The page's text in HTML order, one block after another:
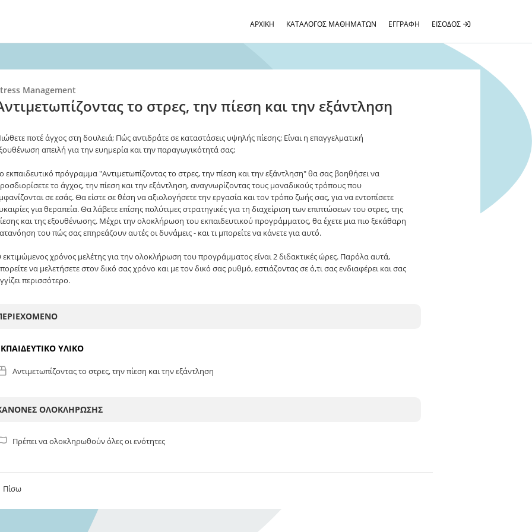
ΑΡΧΙΚΉ ΚΑΤΆΛΟΓΟΣ ΜΑΘΗΜΆΤΩΝ ΕΓΓΡΑΦΉ ΕΊΣΟΔΟΣ
Management
το στρες, την πίεση και την εξάντληση
ποτέ άγχος στη δουλειά; Πώς αντιδράτε σε καταστάσεις υψηλής πίεσης; Είναι η επαγγελματική
απειλή για την ευημερία και την παραγωγικότητά σας;
εκπαιδευτικό πρόγραμμα "Αντιμετωπίζοντας το στρες, την πίεση και την εξάντληση" θα σας βοηθήσει να
το άγχος, την πίεση και την εξάντληση, αναγνωρίζοντας τους μοναδικούς τρόπους που
σε εσάς. Θα είστε σε θέση να αξιολογήσετε την εργασία και τον τρόπο ζωής σας, για να εντοπίσετε
για θεραπεία. Θα λάβετε επίσης πολύτιμες στρατηγικές για τη διαχείριση των επιπτώσεων του στρες, της
και της εξουθένωσης. Μέχρι την ολοκλήρωση του εκπαιδευτικού προγράμματος, θα έχετε μια πιο ξεκάθαρη
του πώς σας επηρεάζουν αυτές οι δυνάμεις - και τι μπορείτε να κάνετε για αυτό.
χρόνος μελέτης για την ολοκλήρωση του προγράμματος είναι 2 διδακτικές ώρες. Παρόλα αυτά,
να μελετήσετε στον δικό σας χρόνο και με τον δικό σας ρυθμό, εστιάζοντας σε ό,τι σας ενδιαφέρει και σας
περισσότερο.
ΥΛΙΚΟ
Αντιμετωπίζοντας το στρες, την πίεση και την εξάντληση
ΟΛΟΚΛΉΡΩΣΗΣ
Πρέπει να ολοκληρωθούν όλες οι ενότητες
Πίσω